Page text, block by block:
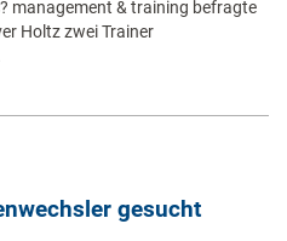
management & training befragte
Holtz zwei Trainer
gesucht